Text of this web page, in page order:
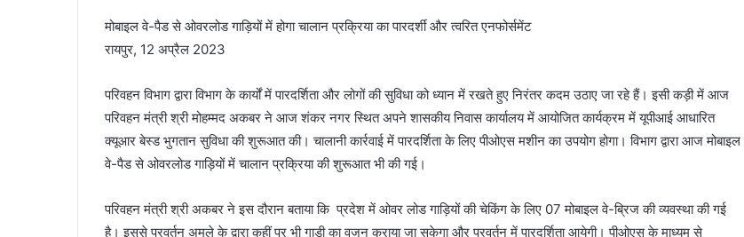
मोबाइल वे-पैड से ओवरलोड गाड़ियों में होगा चालान प्रक्रिया का पारदर्शी और त्वरित एनफोर्समेंट
रायपुर, 12 अप्रैल 2023
परिवहन विभाग द्वारा विभाग के कार्यों में पारदर्शिता और लोगों की सुविधा को ध्यान में रखते हुए निरंतर कदम उठाए जा रहे हैं। इसी कड़ी में आज
परिवहन मंत्री श्री मोहम्मद अकबर ने आज शंकर नगर स्थित अपने शासकीय निवास कार्यालय में आयोजित कार्यक्रम में यूपीआई आधारित
क्यूआर बेस्ड भुगतान सुविधा की शुरूआत की। चालानी कार्रवाई में पारदर्शिता के लिए पीओएस मशीन का उपयोग होगा। विभाग द्वारा आज मोबाइल
वे-पैड से ओवरलोड गाड़ियों में चालान प्रक्रिया की शुरूआत भी की गई।
परिवहन मंत्री श्री अकबर ने इस दौरान बताया कि प्रदेश में ओवर लोड गाड़ियों की चेकिंग के लिए 07 मोबाइल वे-ब्रिज की व्यवस्था की गई
है। इससे प्रवर्तन अमले के द्वारा कहीं पर भी गाड़ी का वजन कराया जा सकेगा और प्रवर्तन में पारदर्शिता आयेगी। पीओएस के माध्यम से